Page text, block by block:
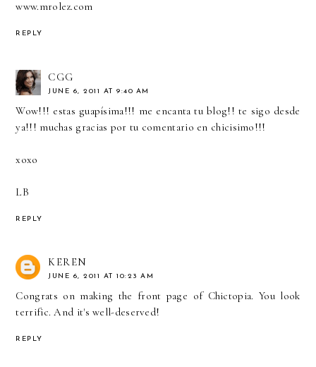
www.mrolez.com
REPLY
CGG
JUNE 6, 2011 AT 9:40 AM
Wow!!! estas guapísima!!! me encanta tu blog!! te sigo desde
ya!!! muchas gracias por tu comentario en chicisimo!!!
xoxo
LB
REPLY
KEREN
JUNE 6, 2011 AT 10:23 AM
Congrats on making the front page of Chictopia. You look
terrific. And it's well-deserved!
REPLY